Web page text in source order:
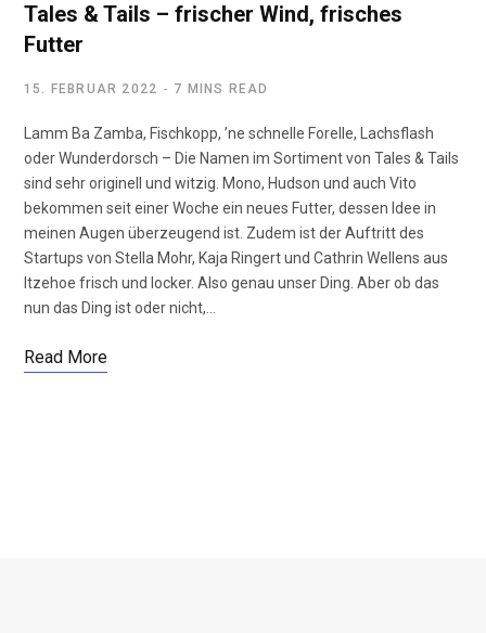
Tales & Tails – frischer Wind, frisches
Futter
15. FEBRUAR 2022 7 MINS READ
Lamm Ba Zamba, Fischkopp, ’ne schnelle Forelle, Lachsflash
oder Wunderdorsch – Die Namen im Sortiment von Tales & Tails
sind sehr originell und witzig. Mono, Hudson und auch Vito
bekommen seit einer Woche ein neues Futter, dessen Idee in
meinen Augen überzeugend ist. Zudem ist der Auftritt des
Startups von Stella Mohr, Kaja Ringert und Cathrin Wellens aus
Itzehoe frisch und locker. Also genau unser Ding. Aber ob das
nun das Ding ist oder nicht,…
Read More